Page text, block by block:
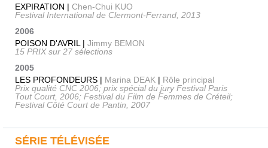
EXPIRATION | Chen-Chui KUO
Festival International de Clermont-Ferrand, 2013
2006
POISON D'AVRIL | Jimmy BEMON
15 PRIX sur 27 sélections
2005
LES PROFONDEURS | Marina DEAK | Rôle principal
Prix qualité CNC 2006; prix spécial du jury Festival Paris
Tout Court, 2006; Festival du Film de Femmes de Créteil;
Festival Côté Court de Pantin, 2007
SÉRIE TÉLÉVISÉE